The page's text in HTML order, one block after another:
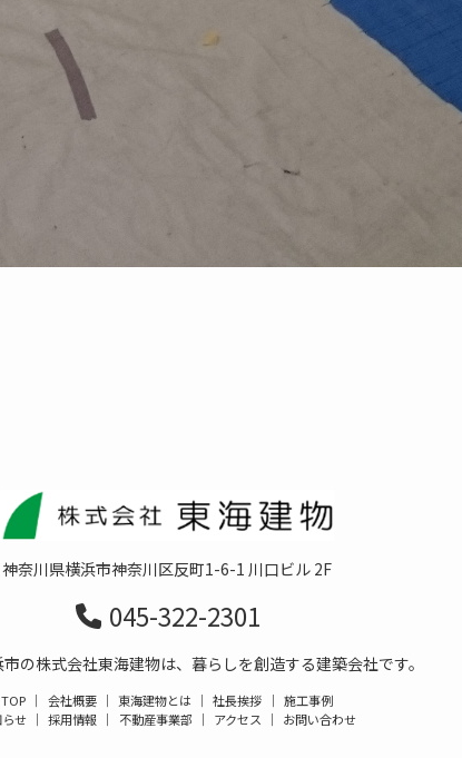
神奈川県横浜市神奈川区反町1-6-1 川口ビル 2F
045-322-2301
の株式会社東海建物は、暮らしを創造する建築会社です。
TOP ｜ 会社概要 ｜ 東海建物とは ｜ 社長挨拶 ｜ 施工事例
せ ｜ 採用情報 ｜ 不動産事業部 ｜ アクセス ｜ お問い合わせ